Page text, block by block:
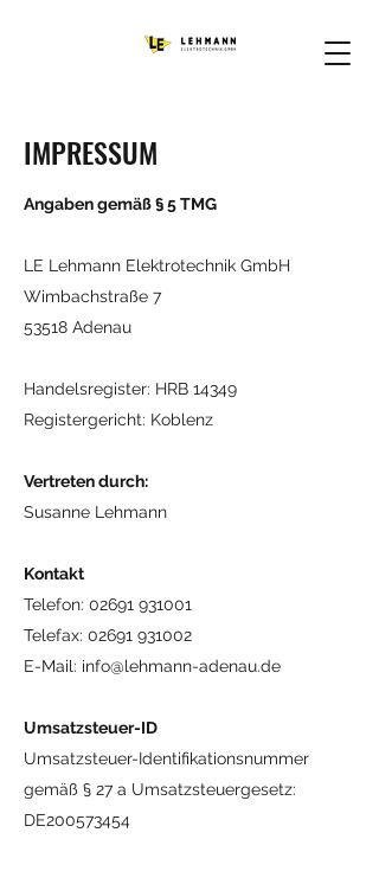
IMPRESSUM
Angaben gemäß § 5 TMG
LE Lehmann Elektrotechnik GmbH
Wimbachstraße 7
53518 Adenau
Handelsregister: HRB 14349
Registergericht: Koblenz
Vertreten durch:
Susanne Lehmann
Kontakt
Telefon: 02691 931001
Telefax: 02691 931002
E-Mail: info@lehmann-adenau.de
Umsatzsteuer-ID
Umsatzsteuer-Identifikationsnummer
gemäß § 27 a Umsatzsteuergesetz:
DE200573454